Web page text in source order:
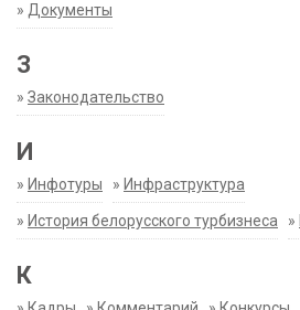
» Документы
З
» Законодательство
И
» Инфотуры » Инфраструктура
» История белорусского турбизнеса »
К